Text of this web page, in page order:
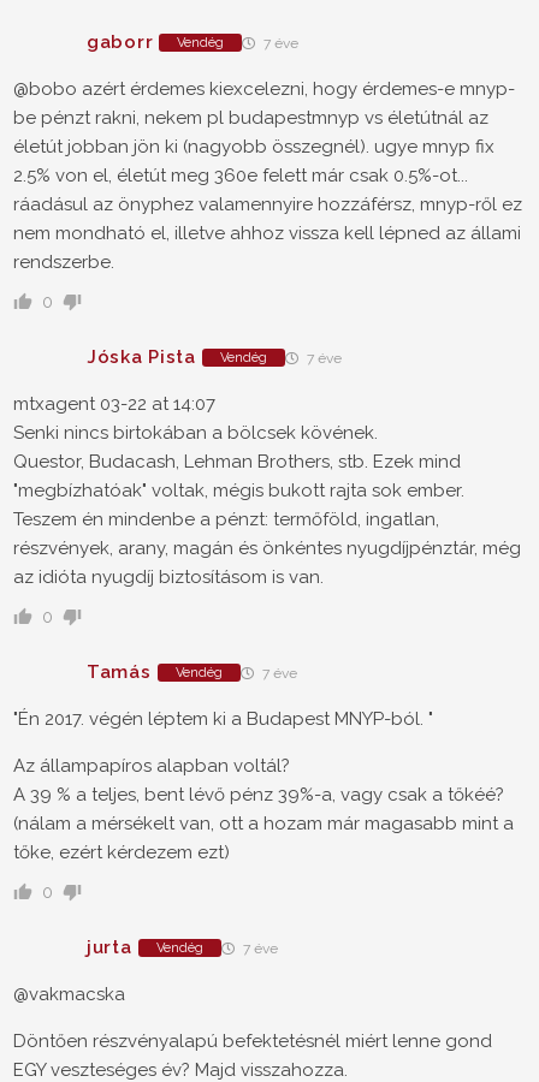
gaborr Vendég 7 éve
@bobo azért érdemes kiexcelezni, hogy érdemes-e mnyp-
be pénzt rakni, nekem pl budapestmnyp vs életútnál az
életút jobban jön ki (nagyobb összegnél). ugye mnyp fix
2.5% von el, életút meg 360e felett már csak 0.5%-ot...
ráadásul az önyphez valamennyire hozzáférsz, mnyp-ről ez
nem mondható el, illetve ahhoz vissza kell lépned az állami
rendszerbe.
0
Jóska Pista Vendég 7 éve
mtxagent 03-22 at 14:07
Senki nincs birtokában a bölcsek kövének.
Questor, Budacash, Lehman Brothers, stb. Ezek mind
"megbízhatóak" voltak, mégis bukott rajta sok ember.
Teszem én mindenbe a pénzt: termőföld, ingatlan,
részvények, arany, magán és önkéntes nyugdíjpénztár, még
az idióta nyugdíj biztosításom is van.
0
Tamás Vendég 7 éve
"Én 2017. végén léptem ki a Budapest MNYP-ból. "
Az állampapíros alapban voltál?
A 39 % a teljes, bent lévő pénz 39%-a, vagy csak a tőkéé?
(nálam a mérsékelt van, ott a hozam már magasabb mint a
tőke, ezért kérdezem ezt)
0
jurta Vendég 7 éve
@vakmacska
Döntően részvényalapú befektetésnél miért lenne gond
EGY veszteséges év? Majd visszahozza.